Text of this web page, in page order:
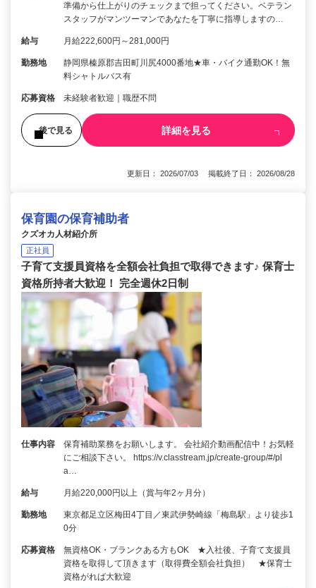
準備から仕上がりのチェックまで担ってください。ベテラン
スタッフがマンツーマンであなたを丁寧に指導しますの…
給与 月給222,600円～281,000円
勤務地
静岡県榛原郡吉田町川尻4000番地★車・バイク通勤OK！無
料シャトルバス有
応募資格 未経験者歓迎｜職歴不問
後で見る 詳細を見る
更新日： 2026/07/03 掲載終了日： 2026/08/28
保育園の保育補助者
クズオカ人材紹介所
正社員
子育て支援員資格を全額会社負担で取得できます♪ 保育士
資格所持者大歓迎！ 完全週休2日制
仕事内容
保育補助業務をお願いします。 会社紹介動画配信中！お気軽
にご相談下さい。 https://v.classtream.jp/create-group/#/pl
a…
給与 月給220,000円以上（賞与年2ヶ月分）
勤務地
東京都足立区梅田4丁目／東武伊勢崎線「梅島駅」より徒歩1
0分
応募資格
無資格OK・ブランクある方もOK ★入社後、子育て支援員
資格を取得して頂きます（取得費全額会社負担） ★保育士
資格がれば大歓迎